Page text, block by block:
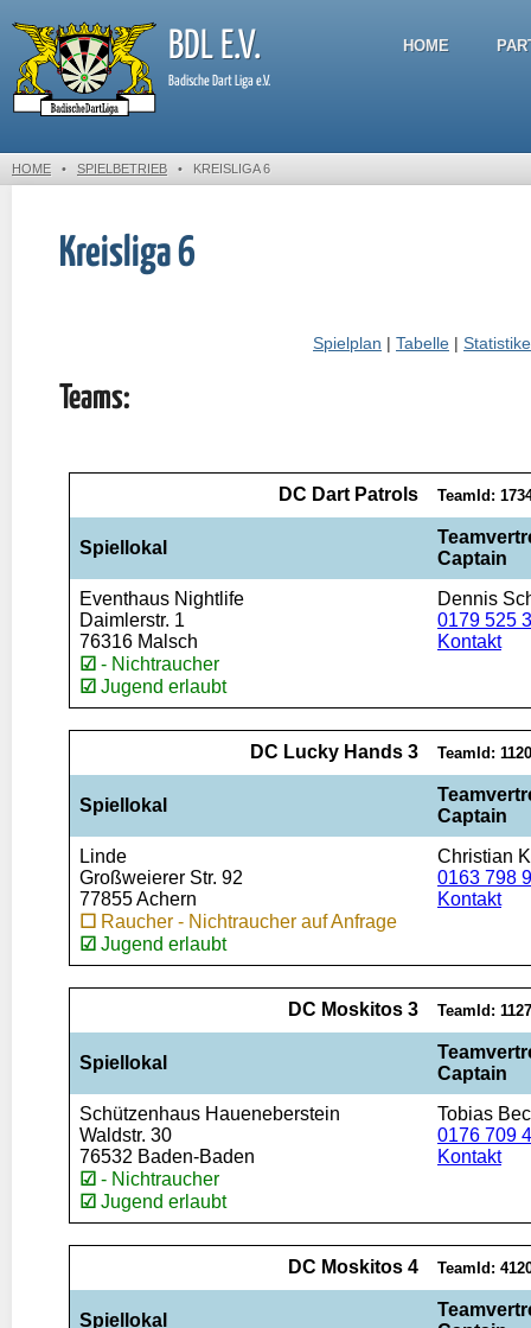
BDL E.V.
Badische Dart Liga e.V.
HOME
HOME • SPIELBETRIEB • KREISLIGA 6
Kreisliga 6
Spielplan | Tabelle |
Teams: